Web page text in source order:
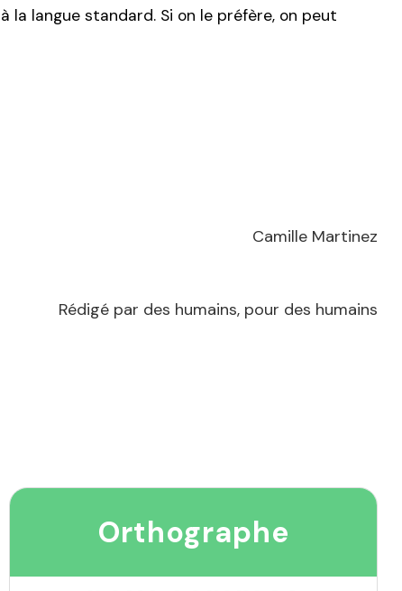
la langue standard. Si on le préfère, on peut
Camille Martinez
Rédigé par des humains, pour des humains
Orthographe